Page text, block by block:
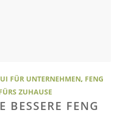
FÜR UNTERNEHMEN, FENG
ZUHAUSE
BESSERE FENG